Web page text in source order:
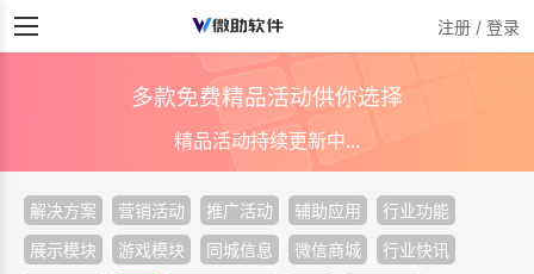
注册 / 登录
多款免费精品活动供你选择
精品活动持续更新中...
解决方案 营销活动 推广活动 辅助应用
行业功能
展示模块
游戏模块 同城信息 微信商城
行业快讯